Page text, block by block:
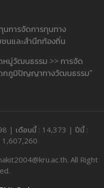
นการจัดการทุนทาง
นและสำนึกท้องถิ่น
หมู่วัฒนธรรม >> การจัด
กภูมิปัญญาทางวัฒนธรรม”
| เดือนนี้ : 14,373 | ปีนี้ :
All Right